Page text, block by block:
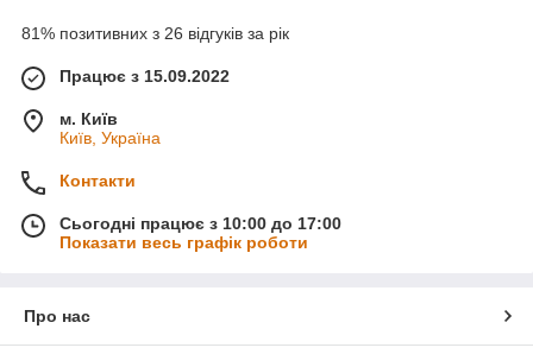
81% позитивних з 26 відгуків за рік
Працює з 15.09.2022
м. Київ
Київ, Україна
Контакти
Сьогодні працює з 10:00 до 17:00
Показати весь графік роботи
Про нас